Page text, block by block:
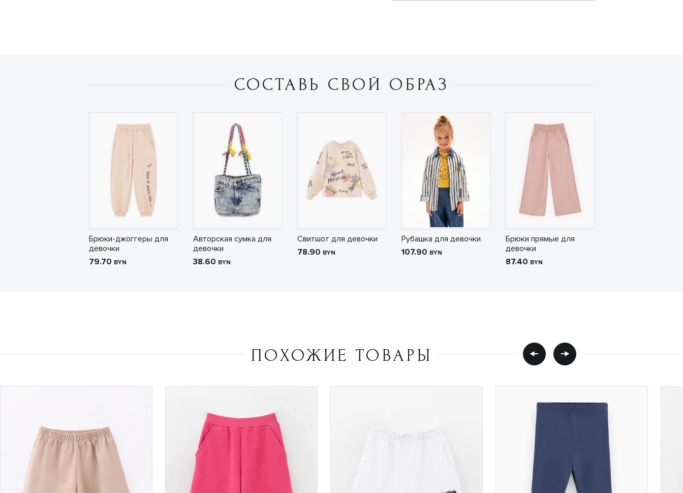
СОСТАВЬ СВОЙ ОБРАЗ
Брюки-джоггеры для
девочки
79.70 BYN
Авторская сумка для
девочки
38.60 BYN
Свитшот для девочки
78.90 BYN
Рубашка для девочки
107.90 BYN
Брюки прямые для
девочки
87.40 BYN
ПОХОЖИЕ ТОВАРЫ